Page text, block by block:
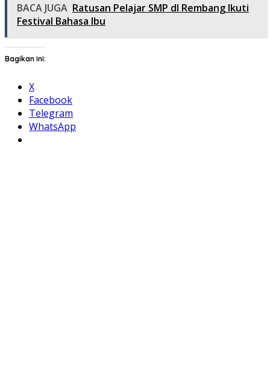
BACA JUGA Ratusan Pelajar SMP dI Rembang Ikuti
Festival Bahasa Ibu
Bagikan ini:
X
Facebook
Telegram
WhatsApp